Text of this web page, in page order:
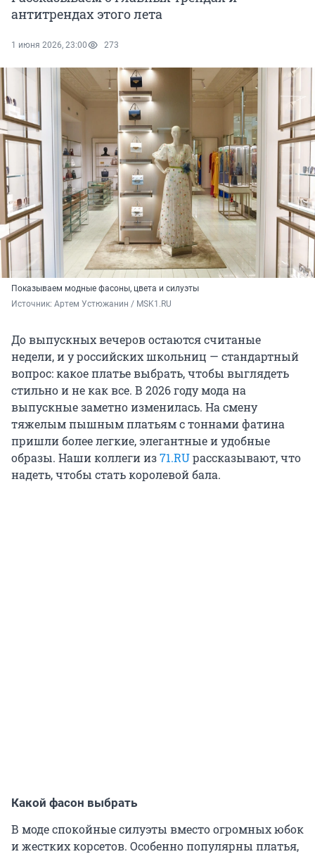
антитрендах этого лета
1 июня 2026, 23:00 273
Показываем модные фасоны, цвета и силуэты
Источник: Артем Устюжанин / MSK1.RU
До выпускных вечеров остаются считаные
недели, и у российских школьниц — стандартный
вопрос: какое платье выбрать, чтобы выглядеть
стильно и не как все. В 2026 году мода на
выпускные заметно изменилась. На смену
тяжелым пышным платьям с тоннами фатина
пришли более легкие, элегантные и удобные
образы. Наши коллеги из71.RUрассказывают, что
надеть, чтобы стать королевой бала.
Какой фасон выбрать
В моде спокойные силуэты вместо огромных юбок
и жестких корсетов. Особенно популярны платья,